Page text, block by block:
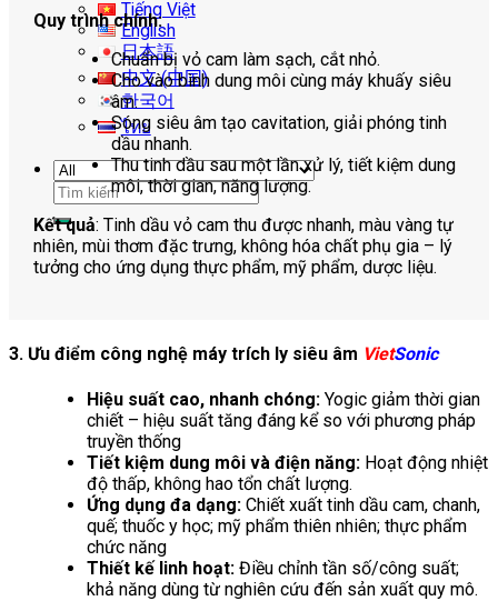
Tiếng Việt
English
日本語
中文 (中国)
한국어
ไทย
Tìm
kiếm:
Quy trình chính:
Chuẩn bị vỏ cam làm sạch, cắt nhỏ.
Cho vào bình dung môi cùng máy khuấy siêu
âm.
Sóng siêu âm tạo cavitation, giải phóng tinh
dầu nhanh.
Thu tinh dầu sau một lần xử lý, tiết kiệm dung
môi, thời gian, năng lượng.
Kết quả: Tinh dầu vỏ cam thu được nhanh, màu vàng tự
nhiên, mùi thơm đặc trưng, không hóa chất phụ gia – lý
tưởng cho ứng dụng thực phẩm, mỹ phẩm, dược liệu.
3. Ưu điểm công nghệ máy trích ly siêu âm VietSonic
Hiệu suất cao, nhanh chóng: Yogic giảm thời gian
chiết – hiệu suất tăng đáng kể so với phương pháp
truyền thống
Tiết kiệm dung môi và điện năng: Hoạt động nhiệt
độ thấp, không hao tổn chất lượng.
Ứng dụng đa dạng: Chiết xuất tinh dầu cam, chanh,
quế; thuốc y học; mỹ phẩm thiên nhiên; thực phẩm
chức năng
Thiết kế linh hoạt: Điều chỉnh tần số/công suất;
khả năng dùng từ nghiên cứu đến sản xuất quy mô.